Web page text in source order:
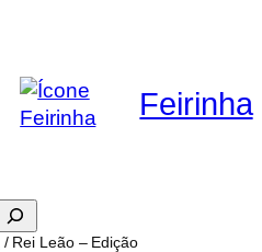
Feirinha
/ Rei Leão – Edição